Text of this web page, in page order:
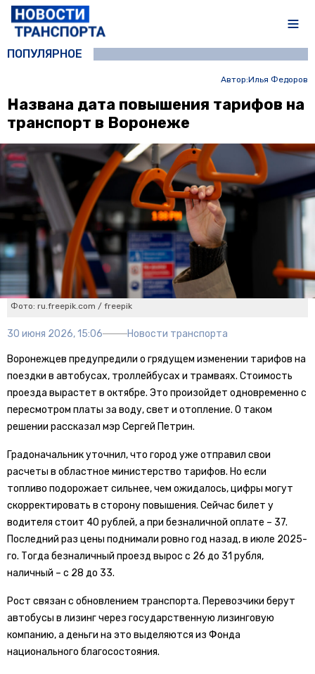
ПОПУЛЯРНОЕ
Автор:Илья Федоров
Названа дата повышения тарифов на
транспорт в Воронеже
Фото: ru.freepik.com / freepik
30 июня 2026, 15:06 Новости транспорта
Воронежцев предупредили о грядущем изменении тарифов на
поездки в автобусах, троллейбусах и трамваях. Стоимость
проезда вырастет в октябре. Это произойдет одновременно с
пересмотром платы за воду, свет и отопление. О таком
решении рассказал мэр Сергей Петрин.
Градоначальник уточнил, что город уже отправил свои
расчеты в областное министерство тарифов. Но если
топливо подорожает сильнее, чем ожидалось, цифры могут
скорректировать в сторону повышения. Сейчас билет у
водителя стоит 40 рублей, а при безналичной оплате – 37.
Последний раз цены поднимали ровно год назад, в июле 2025-
го. Тогда безналичный проезд вырос с 26 до 31 рубля,
наличный – с 28 до 33.
Рост связан с обновлением транспорта. Перевозчики берут
автобусы в лизинг через государственную лизинговую
компанию, а деньги на это выделяются из Фонда
национального благосостояния.